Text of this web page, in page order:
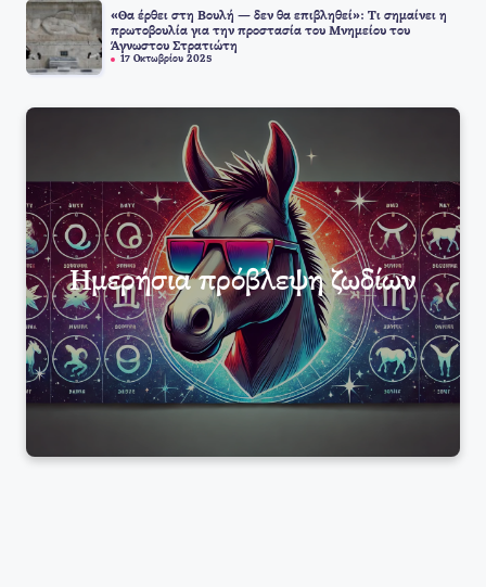
«Θα έρθει στη Βουλή — δεν θα επιβληθεί»: Τι σημαίνει η
πρωτοβουλία για την προστασία του Μνημείου του
Άγνωστου Στρατιώτη
17 Οκτωβρίου 2025
Ημερήσια πρόβλεψη ζωδίων